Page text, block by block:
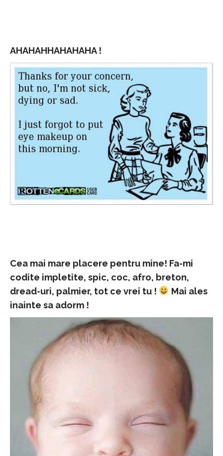
AHAHAHHAHAHAHA !
Cea mai mare placere pentru mine! Fa-mi
codite impletite, spic, coc, afro, breton,
dread-uri, palmier, tot ce vrei tu !
Mai ales
inainte sa adorm !